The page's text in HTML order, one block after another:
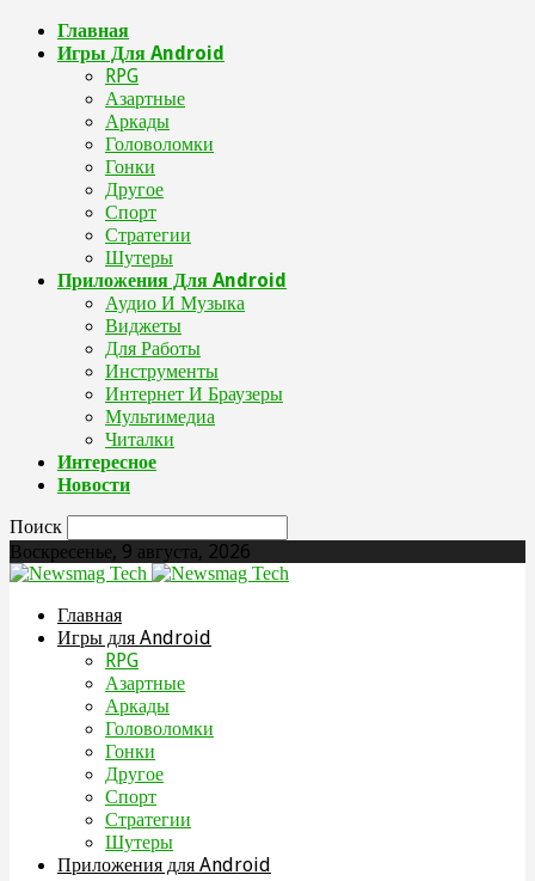
Главная
Игры Для Android
RPG
Азартные
Аркады
Головоломки
Гонки
Другое
Спорт
Стратегии
Шутеры
Приложения Для Android
Аудио И Музыка
Виджеты
Для Работы
Инструменты
Интернет И Браузеры
Мультимедиа
Читалки
Интересное
Новости
Поиск
Воскресенье, 9 августа, 2026
Главная
Игры для Android
RPG
Азартные
Аркады
Головоломки
Гонки
Другое
Спорт
Стратегии
Шутеры
Приложения для Android